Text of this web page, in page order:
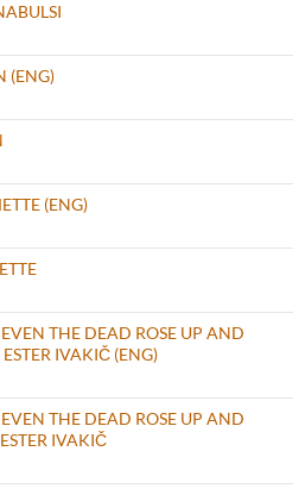
(ENG)
(ENG)
THE DEAD ROSE UP AND
IVAKIČ (ENG)
THE DEAD ROSE UP AND
IVAKIČ